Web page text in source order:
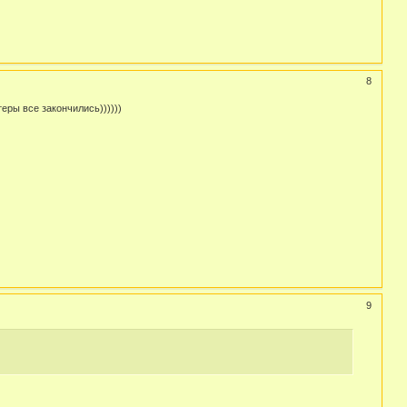
8
все закончились))))))
9